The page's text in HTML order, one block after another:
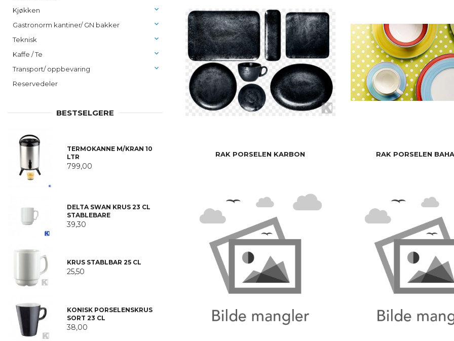
RAK PORSELEN KARBON RAK PORSELEN
Kjøkken
Gastronorm kantiner/ GN bakker
Teknisk
Kaffe / Te
Transport/ oppbevaring
Reservedeler
BESTSELGERE
TERMOKANNE M/KRAN 10
LTR
799,00
DELTA SWAN KRUS 23 CL
STABLEBARE
39,30
KRUS STABLBAR 25 CL
25,50
KONISK PORSELENSKRUS
SORT 23 CL
38,00